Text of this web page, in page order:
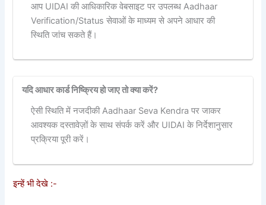
आप UIDAI की आधिकारिक वेबसाइट पर उपलब्ध Aadhaar
Verification/Status सेवाओं के माध्यम से अपने आधार की
स्थिति जांच सकते हैं।
यदि आधार कार्ड निष्क्रिय हो जाए तो क्या करें?
ऐसी स्थिति में नजदीकी Aadhaar Seva Kendra पर जाकर
आवश्यक दस्तावेज़ों के साथ संपर्क करें और UIDAI के निर्देशानुसार
प्रक्रिया पूरी करें।
इन्हें भी देखे :-